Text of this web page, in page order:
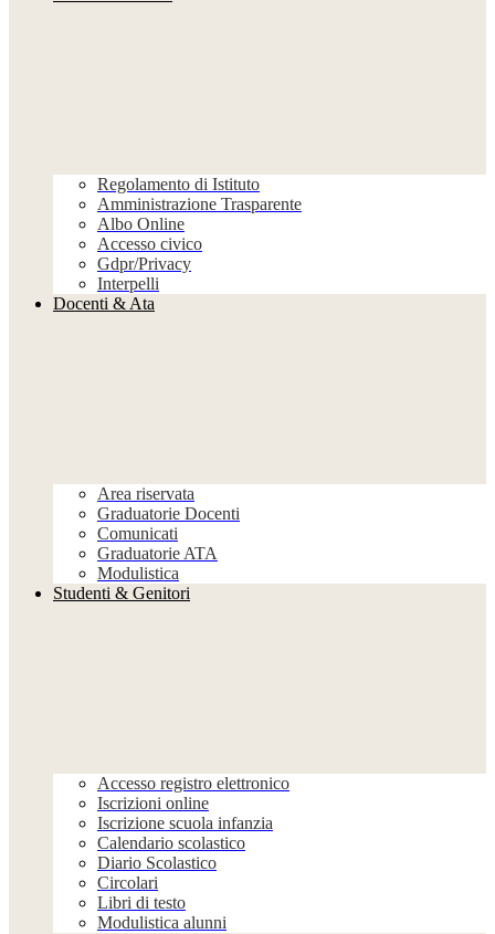
Regolamento di Istituto
Amministrazione Trasparente
Albo Online
Accesso civico
Gdpr/Privacy
Interpelli
Docenti & Ata
Area riservata
Graduatorie Docenti
Comunicati
Graduatorie ATA
Modulistica
Studenti & Genitori
Accesso registro elettronico
Iscrizioni online
Iscrizione scuola infanzia
Calendario scolastico
Diario Scolastico
Circolari
Libri di testo
Modulistica alunni